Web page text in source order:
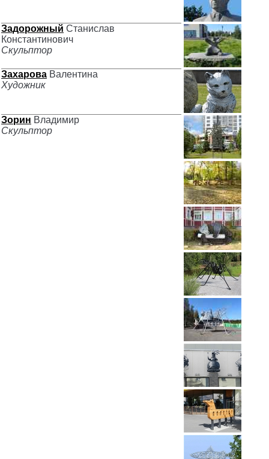
Задорожный Станислав
Константинович
Скульптор
Захарова Валентина
Художник
Зорин Владимир
Скульптор